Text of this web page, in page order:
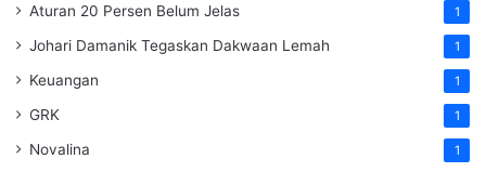
Aturan 20 Persen Belum Jelas 1
Johari Damanik Tegaskan Dakwaan Lemah 1
Keuangan 1
GRK 1
Novalina 1